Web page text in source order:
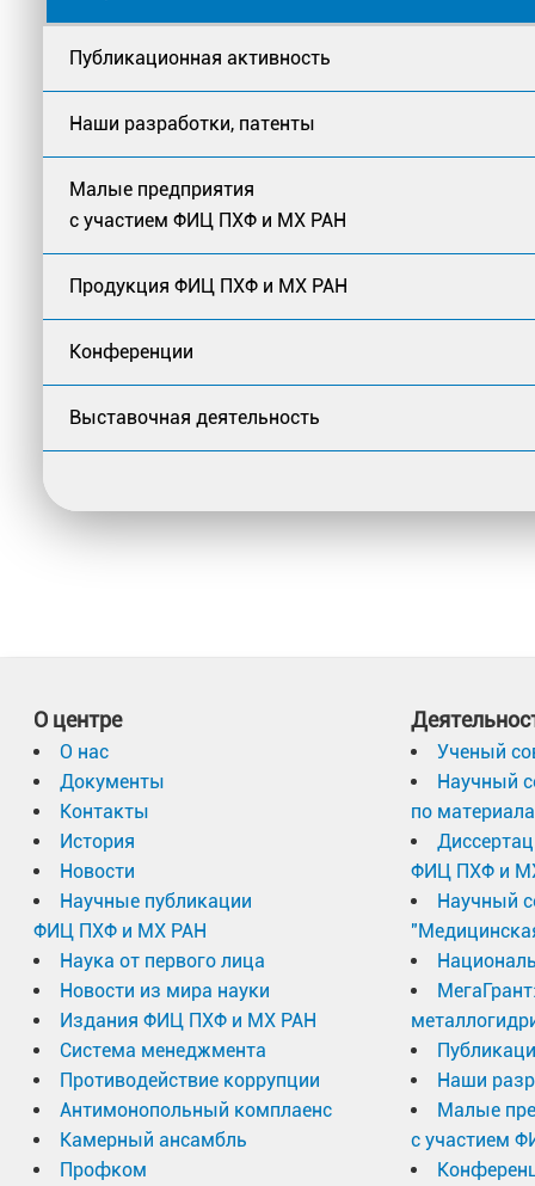
Публикационная активность
Наши разработки, патенты
Малые предприятия
с участием ФИЦ ПХФ и МХ РАН
Продукция ФИЦ ПХФ и МХ РАН
Конференции
Выставочная деятельность
О центре
О нас
Документы
Контакты
История
Новости
Научные публикации
ФИЦ ПХФ и МХ РАН
Наука от первого лица
Новости из мира науки
Издания ФИЦ ПХФ и МХ РАН
Система менеджмента
Противодействие коррупции
Антимонопольный комплаенс
Камерный ансамбль
Профком
Ученый
Научный
по
ФИЦ ПХФ и
Научный
Наши
Малые
с участием